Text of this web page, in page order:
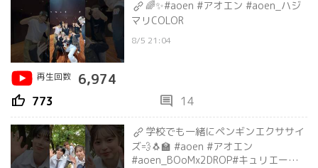
🌈✨#aoen #アオエン #aoen_ハジ
マリCOLOR
8/5 21:04
再生回数 6,974
thumb_up 773 comment 14
学校でも一緒にペンギンエクササイ
ズ💨🐧🏫 #aoen #アオエン
#aoen_BOoMx2DROP#キュリエーシ